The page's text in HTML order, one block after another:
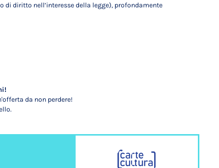
diritto nell’interesse della legge), profondamente
da non perdere!